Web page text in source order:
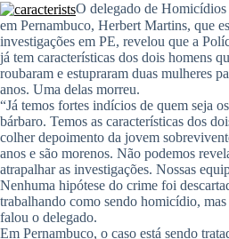
O delegado de
em Pernambuco, Herbert Martins, que
investigações em PE, revelou que a
já tem características dos dois homens
roubaram e estupraram duas mulheres
anos. Uma delas morreu.
“Já temos fortes indícios de quem seja
bárbaro. Temos as características dos
colher depoimento da jovem
anos e são morenos. Não podemos
atrapalhar as investigações. Nossas
Nenhuma hipótese do crime foi
trabalhando como sendo homicídio,
falou o delegado.
Em Pernambuco, o caso está sendo